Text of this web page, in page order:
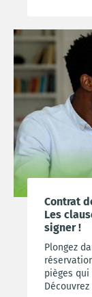
Contrat
Les
signer !
Plongez
pièges